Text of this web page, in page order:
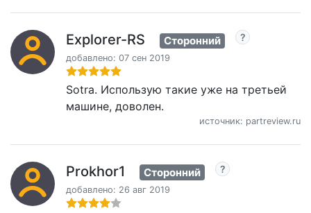
Explorer-RS Сторонний
добавлено: 07 сен 2019
Sotra. Использую такие уже на третьей
машине, доволен.
источник: partreview.ru
Prokhor1 Сторонний
добавлено: 26 авг 2019